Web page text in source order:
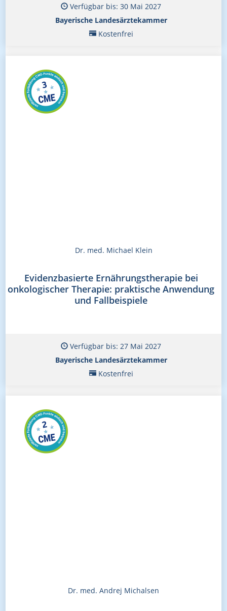
Verfügbar bis: 30 Mai 2027
Bayerische Landesärztekammer
Kostenfrei
Dr. med. Michael Klein
Evidenzbasierte Ernährungstherapie bei
onkologischer Therapie: praktische Anwendung
und Fallbeispiele
Verfügbar bis: 27 Mai 2027
Bayerische Landesärztekammer
Kostenfrei
Dr. med. Andrej Michalsen